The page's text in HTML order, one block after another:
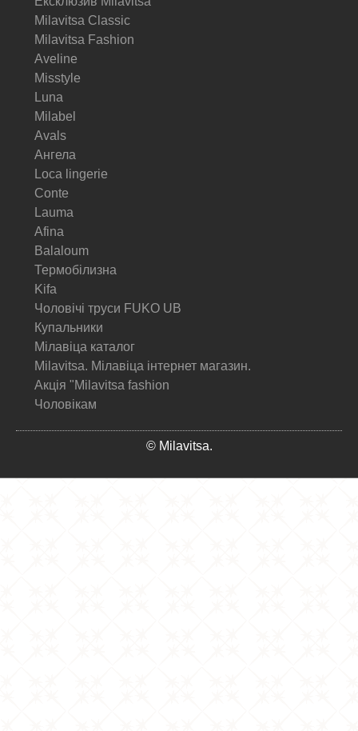
Milavitsa Classic
Milavitsa Fashion
Aveline
Misstyle
Luna
Milabel
Avals
Ангела
Loca lingerie
Conte
Lauma
Afina
Balaloum
Термобілизна
Kifa
Чоловічі труси FUKO UB
Купальники
Мілавіца каталог
Milavitsa. Мілавіца інтернет магазин.
Акція "Milavitsa fashion
Чоловікам
© Milavitsa.